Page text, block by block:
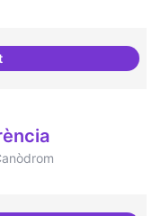
Social Congress